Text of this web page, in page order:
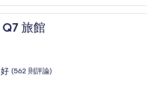
旅館
旅館
(562 則評論)